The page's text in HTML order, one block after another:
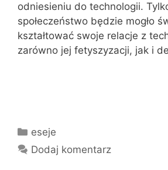
odniesieniu do technologii.
społeczeństwo będzie mogło
kształtować swoje relacje z
zarówno jej fetyszyzacji, jak i
Kategorie
eseje
Dodaj komentarz